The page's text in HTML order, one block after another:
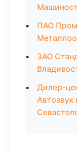
ПАО
ЗАО
Дилер-
Автозвук